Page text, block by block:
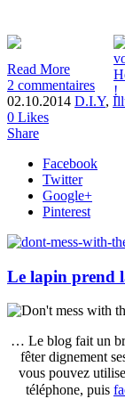
Read More
2 commentaires
02.10.2014 D.I.Y,
0 Likes
Share
Facebook
Twitter
Google+
Pinterest
Le lapin prend
… Le blog fait un
fêter dignement
vous pouvez
téléphone, puis